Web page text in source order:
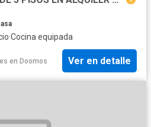
·Cocina equipada
en Doomos Ver en detalle